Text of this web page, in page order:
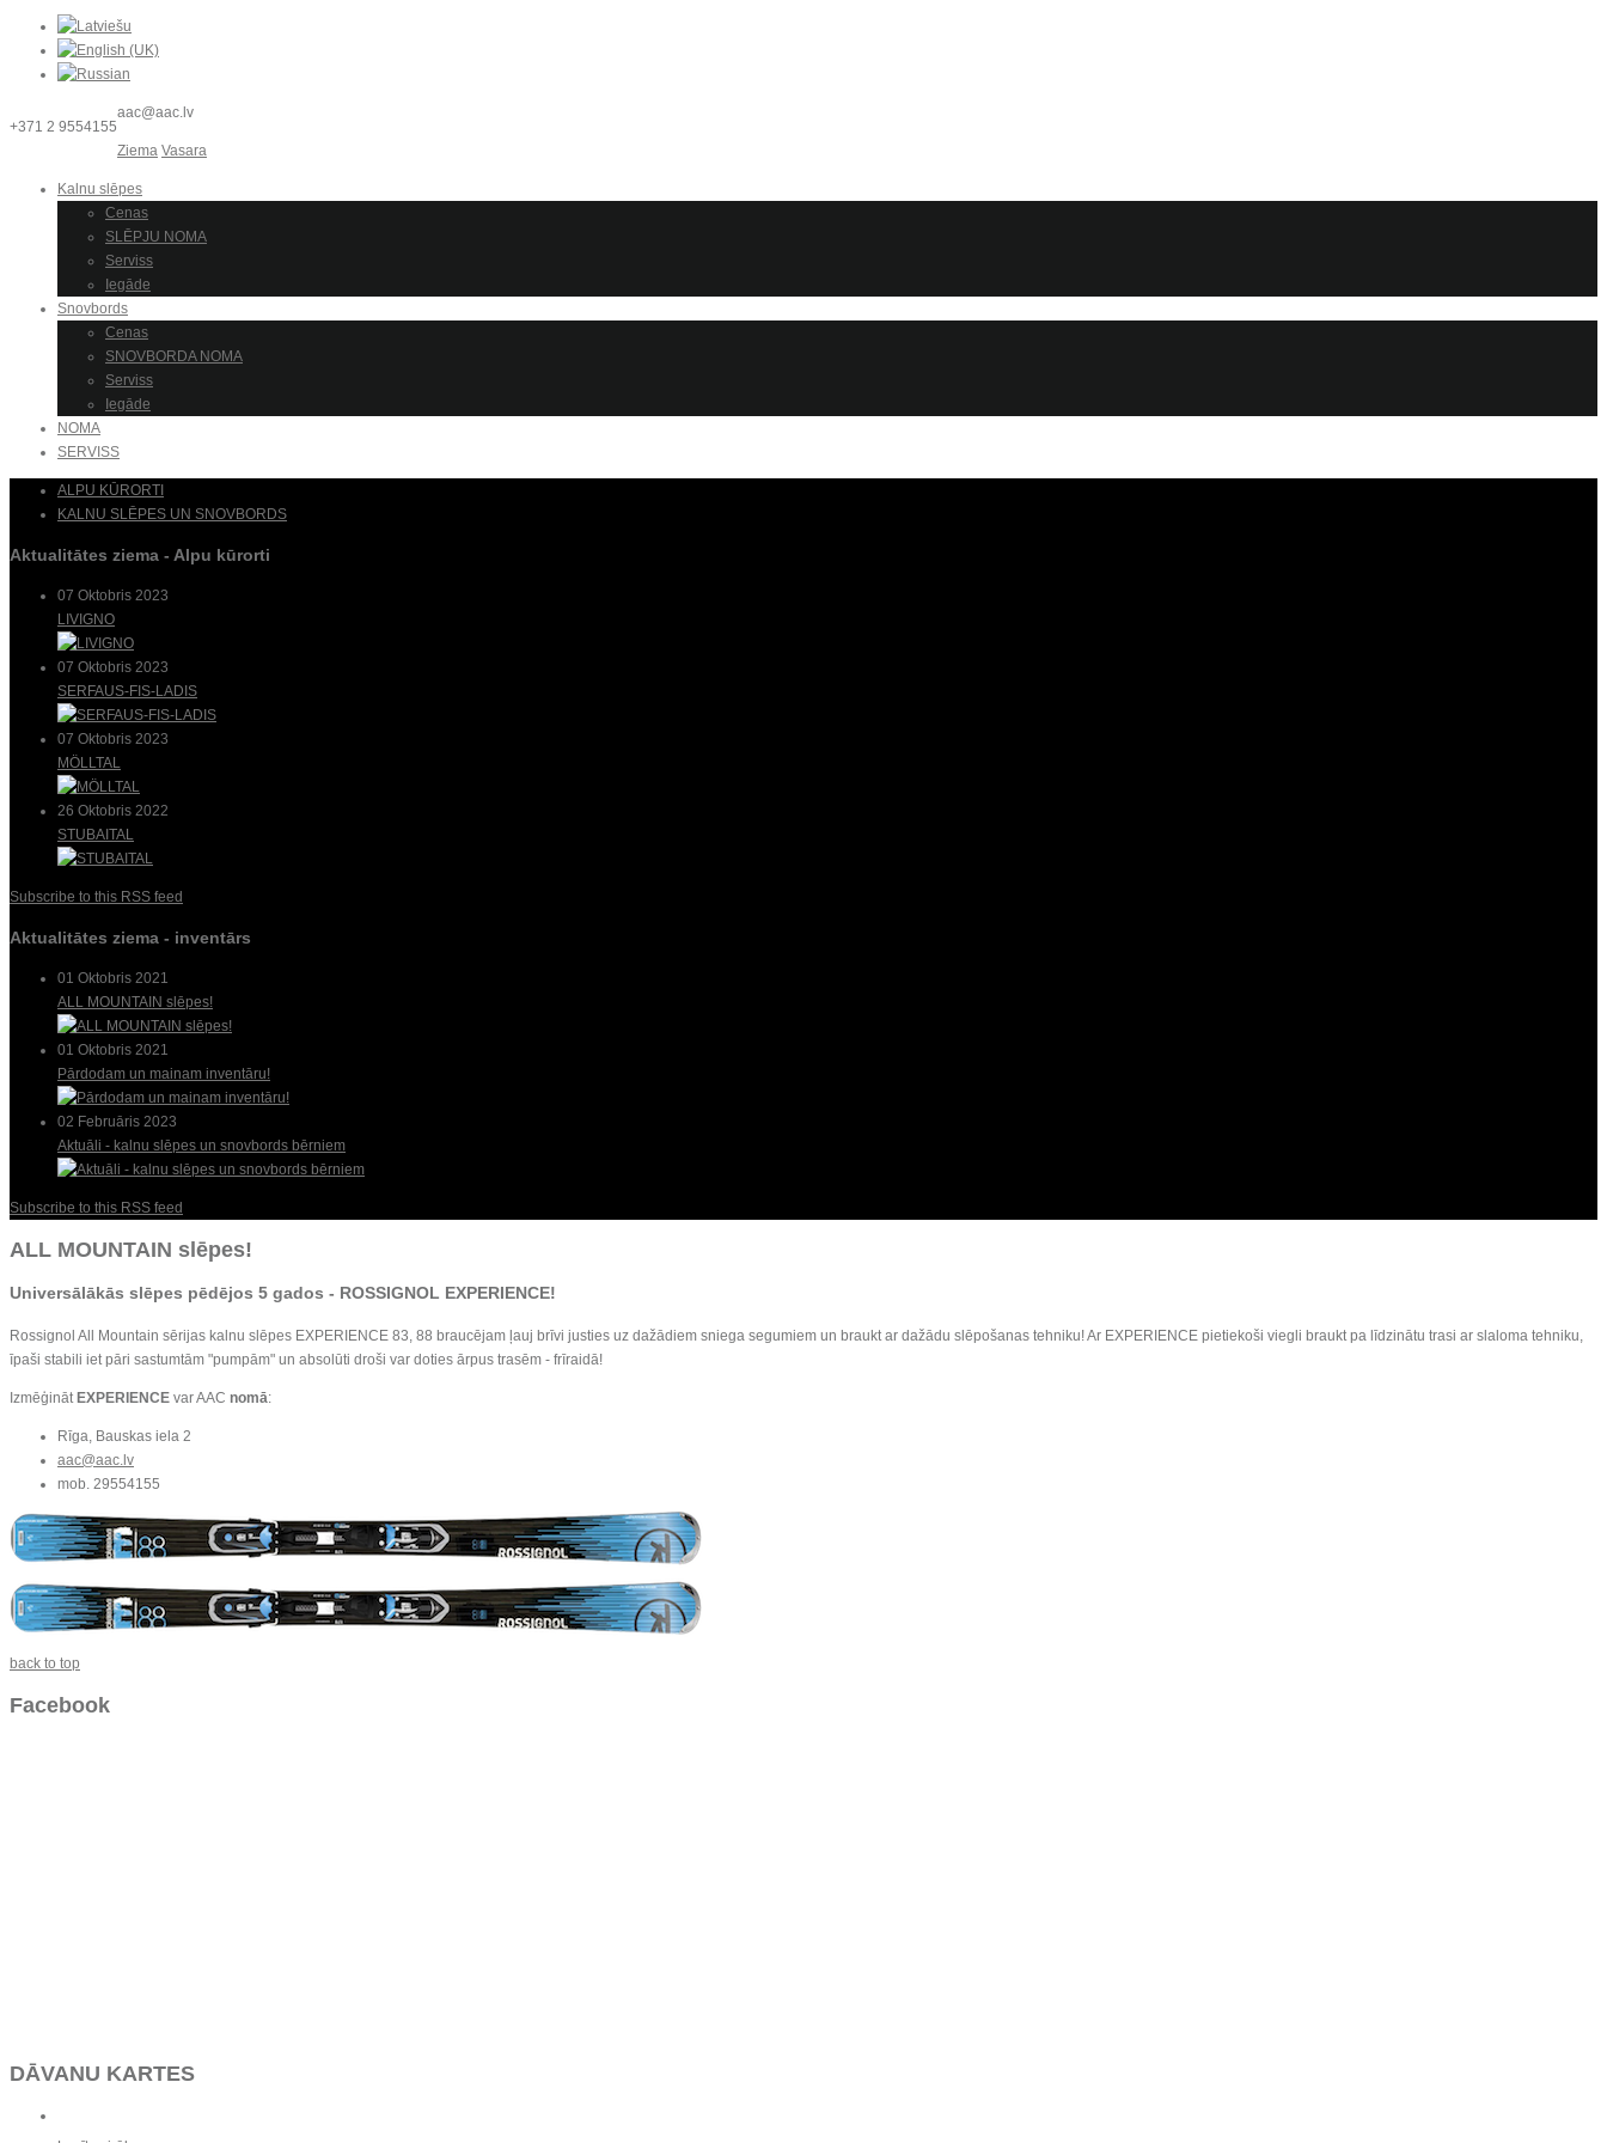
+371 2 9554155
aac@aac.lv
Ziema Vasara
Kalnu slēpes
Cenas
SLĒPJU NOMA
Serviss
Iegāde
Snovbords
Cenas
SNOVBORDA NOMA
Serviss
Iegāde
NOMA
SERVISS
ALPU KŪRORTI
KALNU SLĒPES UN SNOVBORDS
Aktualitātes ziema - Alpu kūrorti
07 Oktobris 2023
LIVIGNO
07 Oktobris 2023
SERFAUS-FIS-LADIS
07 Oktobris 2023
MÖLLTAL
26 Oktobris 2022
STUBAITAL
Subscribe to this RSS feed
Aktualitātes ziema - inventārs
01 Oktobris 2021
ALL MOUNTAIN slēpes!
01 Oktobris 2021
Pārdodam un mainam inventāru!
02 Februāris 2023
Aktuāli - kalnu slēpes un snovbords bērniem
Subscribe to this RSS feed
ALL MOUNTAIN slēpes!
Universālākās slēpes pēdējos 5 gados - ROSSIGNOL EXPERIENCE!
Rossignol All Mountain sērijas kalnu slēpes EXPERIENCE 83, 88 braucējam ļauj brīvi justies uz dažādiem sniega segumiem un braukt ar dažādu slēpošanas tehniku! Ar EXPERIENCE pietiekoši viegli braukt pa līdzinātu trasi ar slaloma tehniku,
īpaši stabili iet pāri sastumtām "pumpām" un absolūti droši var doties ārpus trasēm - frīraidā!
Izmēģināt EXPERIENCE var AAC nomā:
Rīga, Bauskas iela 2
aac@aac.lv
mob. 29554155
back to top
Facebook
DĀVANU KARTES